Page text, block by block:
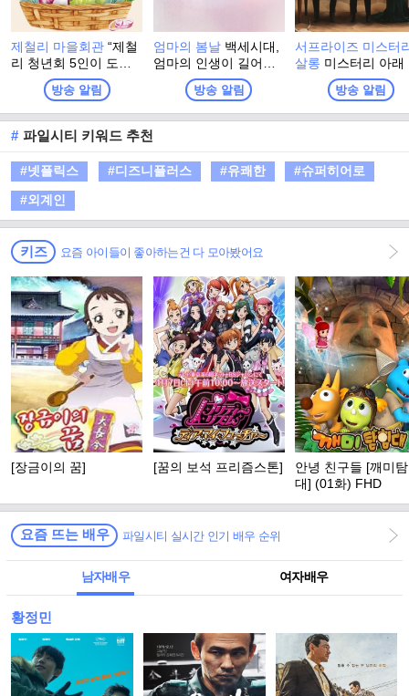
제철리 마을회관“제철
리 청년회 5인이 도시
의 재능을 나누고 시골
의 정을 받으며, 오늘을
가장 빛나는 ‘제철’로 만
들어가는 1박 2일 지역
상생 리얼 버라이어티!”
방송 알림
엄마의 봄날 백세시대,
엄마의 인생이 길어진
다. 백세시대에 발맞춘
엄마의 행복 수명. 오
직, <엄마의 봄날> 재능
은 제쳐놓았던 엄마. 엄
마라는 이름으로 한평
춘이지만 몸은 청춘이
지 못한 엄마를 위해 그
들이 뭉쳤다!
방송 알림
서프라이즈 미스터
살롱 미스터리 아래
겨진 진실을 찾아서
몰입 유발, 순도
리얼 스토리텔링 토
방송 알림
# 파일시티 키워드 추천
#넷플릭스 #디즈니플러스 #유쾌한
#슈퍼히어로
#외계인
키즈 요즘 아이들이 좋아하는건 다 모아봤어요
[장금이의 꿈] [꿈의 보석 프리즘스톤]
안녕 친구들 [깨미
대] (01화) FHD
요즘 뜨는 배우 파일시티 실시간 인기 배우 순위
남자배우 여자배우
황정민